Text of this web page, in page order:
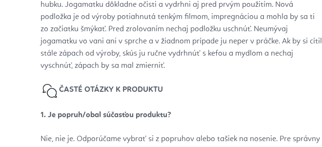
hubku. Jogamatku dôkladne očisti a vydrhni aj pred prvým použitím. Nová
podložka je od výroby potiahnutá tenkým filmom, impregnáciou a mohla by sa ti
zo začiatku šmýkať. Pred zrolovaním nechaj podložku uschnúť. Neumývaj
jogamatku vo vani ani v sprche a v žiadnom prípade ju neper v práčke. Ak by si cítil
stále zápach od výroby, skús ju ručne vydrhnúť s kefou a mydlom a nechaj
vyschnúť, zápach by sa mal zmierniť.
ČASTÉ OTÁZKY K PRODUKTU
1. Je popruh/obal súčasťou produktu?
Nie, nie je. Odporúčame vybrať si z popruhov alebo tašiek na nosenie. Pre správny